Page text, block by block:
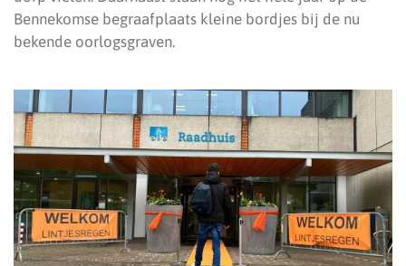
Bennekomse begraafplaats kleine bordjes bij de nu
bekende oorlogsgraven.